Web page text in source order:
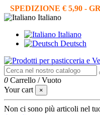
SPEDIZIONE € 5,90 -
Italiano
Italiano
Deutsch
0 Carrello /Vuoto
Your cart
×
Non ci sono più articoli nel